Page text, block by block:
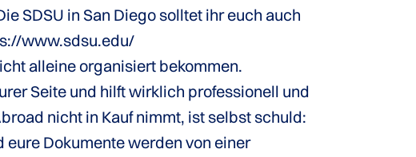
SDSU in San Diego solltet ihr euch auch
www.sdsu.edu/
alleine organisiert bekommen.
Seite und hilft wirklich professionell und
nicht in Kauf nimmt, ist selbst schuld:
Dokumente werden von einer